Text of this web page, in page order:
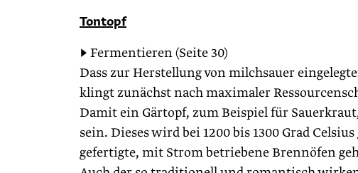
Tontopf
▶ Fermentieren (Seite 30)
Dass zur Herstellung von milchsauer
klingt zunächst nach maximaler
Damit ein Gärtopf, zum Beispiel für
sein. Dieses wird bei 1200 bis 1300 Grad
gefertigte, mit Strom betriebene Brennöfen